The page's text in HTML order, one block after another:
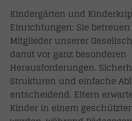
Kindergärten und
Einrichtungen: Sie
Mitglieder unserer
damit vor ganz besonderen
Herausforderungen.
Strukturen und einfache
entscheidend. Eltern
Kinder in einem